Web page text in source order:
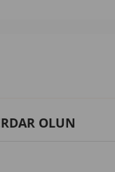
OLUN